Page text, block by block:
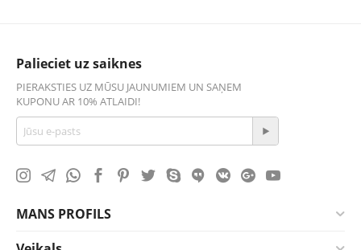
Palieciet uz saiknes
PIERAKSTIES UZ MŪSU JAUNUMIEM UN SAŅEM
KUPONU AR 10% ATLAIDI!
MANS PROFILS